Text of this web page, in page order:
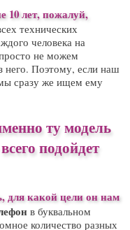
10 лет, пожалуй,
технических
человека на
не можем
него. Поэтому, если наш
сразу же ищем ему
ту модель
подойдет
для какой цели он нам
в буквальном
количество разных